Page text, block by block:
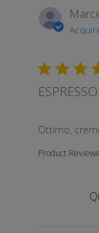
Ottimo,
read more
Product